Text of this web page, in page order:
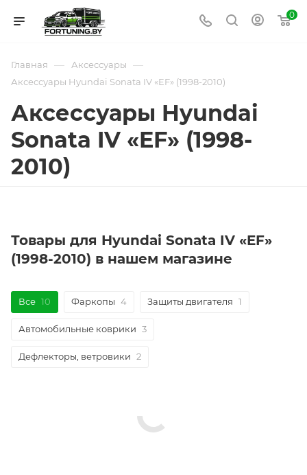
0
Главная — Аксессуары —
Аксессуары Hyundai Sonata IV «EF» (1998-2010)
Аксессуары Hyundai
Sonata IV «EF» (1998-
2010)
Товары для Hyundai Sonata IV «EF»
(1998-2010) в нашем магазине
Все 10 Фаркопы 4 Защиты двигателя 1
Автомобильные коврики 3
Дефлекторы, ветровики 2